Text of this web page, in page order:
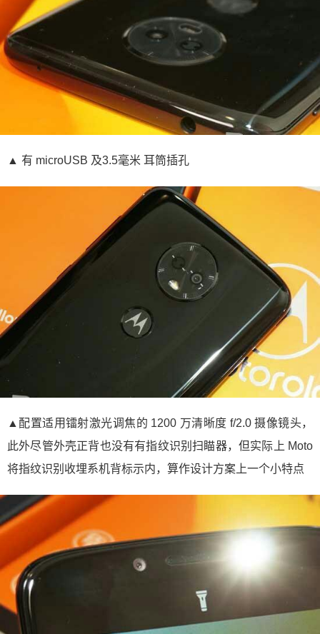
▲ 有 microUSB 及3.5毫米 耳筒插孔
▲配置适用镭射激光调焦的 1200 万清晰度 f/2.0 摄像镜头，
此外尽管外壳正背也没有有指纹识别扫瞄器，但实际上 Moto
将指纹识别收埋系机背标示内，算作设计方案上一个小特点